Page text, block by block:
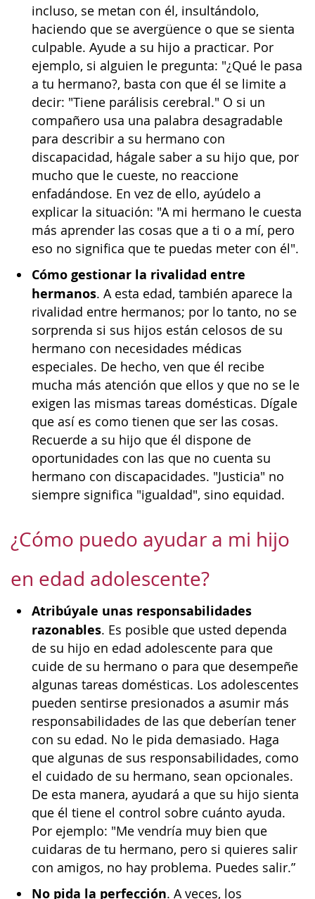
incluso, se metan con él, insultándolo,
haciendo que se avergüence o que se sienta
culpable. Ayude a su hijo a practicar. Por
ejemplo, si alguien le pregunta: "¿Qué le pasa
a tu hermano?, basta con que él se limite a
decir: "Tiene parálisis cerebral." O si un
compañero usa una palabra desagradable
para describir a su hermano con
discapacidad, hágale saber a su hijo que, por
mucho que le cueste, no reaccione
enfadándose. En vez de ello, ayúdelo a
explicar la situación: "A mi hermano le cuesta
más aprender las cosas que a ti o a mí, pero
eso no significa que te puedas meter con él".
Cómo gestionar la rivalidad entre
hermanos. A esta edad, también aparece la
rivalidad entre hermanos; por lo tanto, no se
sorprenda si sus hijos están celosos de su
hermano con necesidades médicas
especiales. De hecho, ven que él recibe
mucha más atención que ellos y que no se le
exigen las mismas tareas domésticas. Dígale
que así es como tienen que ser las cosas.
Recuerde a su hijo que él dispone de
oportunidades con las que no cuenta su
hermano con discapacidades. "Justicia" no
siempre significa "igualdad", sino equidad.
¿Cómo puedo ayudar a mi hijo
en edad adolescente?
Atribúyale unas responsabilidades
razonables. Es posible que usted dependa
de su hijo en edad adolescente para que
cuide de su hermano o para que desempeñe
algunas tareas domésticas. Los adolescentes
pueden sentirse presionados a asumir más
responsabilidades de las que deberían tener
con su edad. No le pida demasiado. Haga
que algunas de sus responsabilidades, como
el cuidado de su hermano, sean opcionales.
De esta manera, ayudará a que su hijo sienta
que él tiene el control sobre cuánto ayuda.
Por ejemplo: "Me vendría muy bien que
cuidaras de tu hermano, pero si quieres salir
con amigos, no hay problema. Puedes salir.”
No pida la perfección. A veces, los